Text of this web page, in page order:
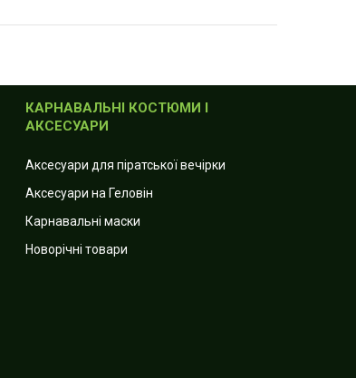
КАРНАВАЛЬНІ КОСТЮМИ І
АКСЕСУАРИ
Аксесуари для піратської вечірки
Аксесуари на Геловін
Карнавальні маски
Новорічні товари